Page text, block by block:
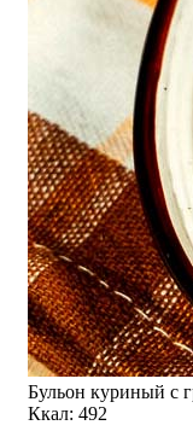
Бульон куриный с
Ккал: 492